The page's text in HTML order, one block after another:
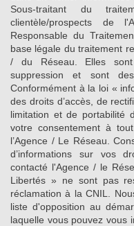
Sous-traitant du
clientèle/prospects de
Responsable du
base légale du traitement
/ du Réseau. Elles sont
suppression et sont
Conformément à la loi «
des droits d’accès, de
limitation et de portabilité
votre consentement à
l’Agence / Le Réseau.
d’informations sur vos
contacté l'Agence / le
Libertés » ne sont pas
réclamation à la CNIL.
liste d'opposition au
laquelle vous pouvez vous